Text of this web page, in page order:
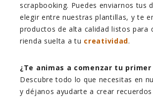
scrapbooking. Puedes enviarnos tus
elegir entre nuestras plantillas, y te
productos de alta calidad listos para
rienda suelta a tu creatividad.
¿Te animas a comenzar tu primer
Descubre todo lo que necesitas en
y déjanos ayudarte a crear